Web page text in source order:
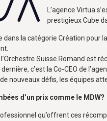
L’agence Virtua
prestigieux Cube
dans la catégorie Création pour
Suisse Romand est
c’est la Co-CEO de
nouveaux défis, les équipes
d’un prix comme le MDW?
qu’offrent ces